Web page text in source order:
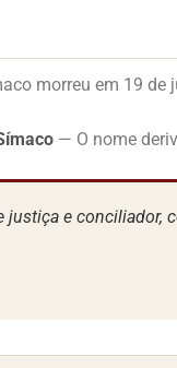
morreu em 19 de
— O nome
justiça e conciliador,